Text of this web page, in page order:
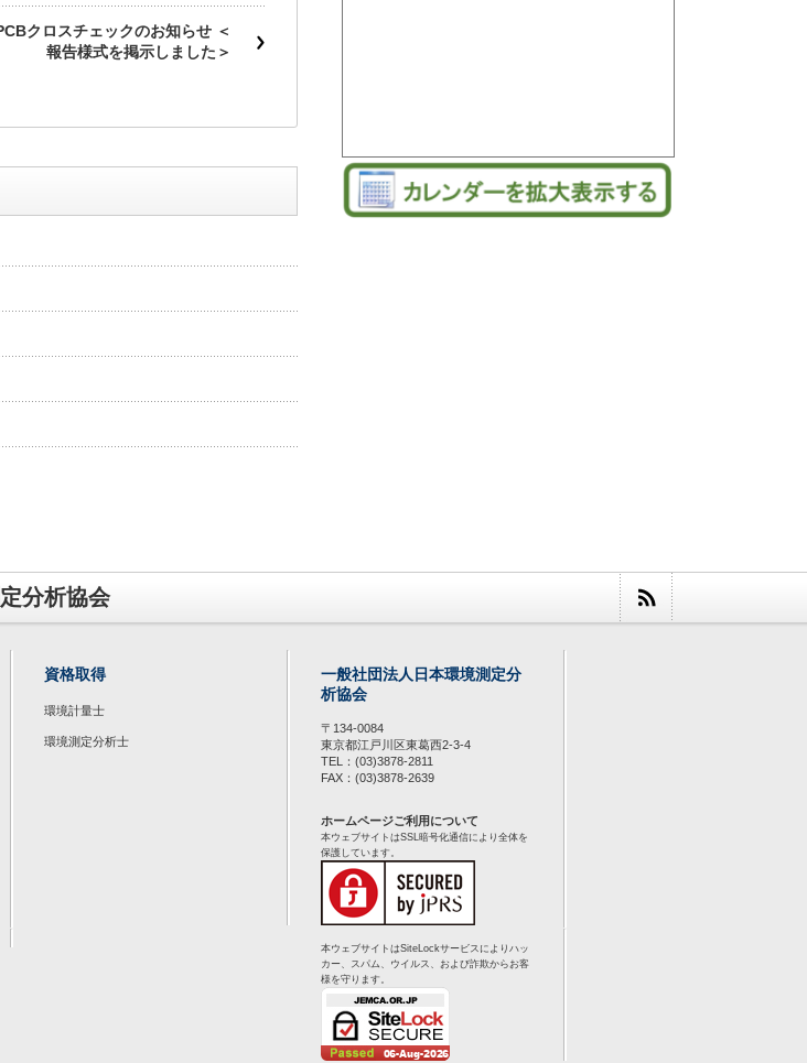
クロスチェックのお知らせ ＜
報告様式を掲示しました＞
分析協会
資格取得
環境計量士
環境測定分析士
一般社団法人日本環境測定分
析協会
〒134-0084
東京都江戸川区東葛西2-3-4
TEL：(03)3878-2811
FAX：(03)3878-2639
ホームページご利用について
本ウェブサイトはSSL暗号化通信により全体を
保護しています。
本ウェブサイトはSiteLockサービスによりハッ
カー、スパム、ウイルス、および詐欺からお客
様を守ります。